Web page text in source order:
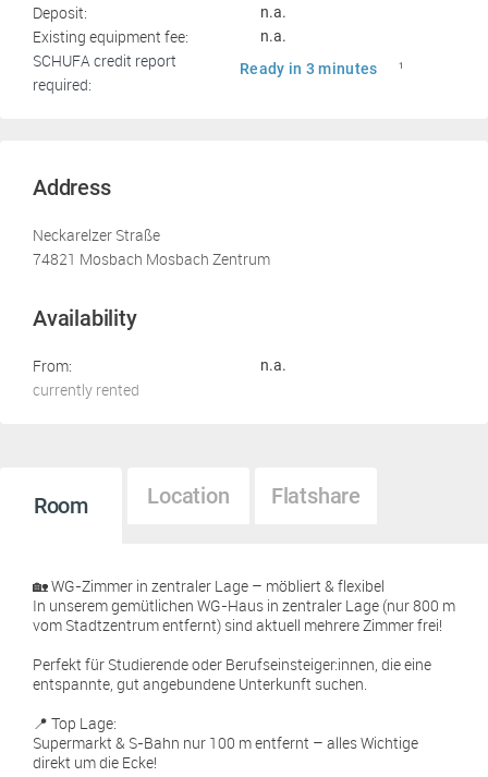
Deposit: n.a.
Existing equipment fee: n.a.
SCHUFA credit report
required:
Ready in 3 minutes 1
Address
Neckarelzer Straße
74821 Mosbach Mosbach Zentrum
Availability
From: n.a.
currently rented
Room Location Flatshare
🏡 WG-Zimmer in zentraler Lage – möbliert & flexibel
In unserem gemütlichen WG-Haus in zentraler Lage (nur 800 m
vom Stadtzentrum entfernt) sind aktuell mehrere Zimmer frei!
Perfekt für Studierende oder Berufseinsteiger:innen, die eine
entspannte, gut angebundene Unterkunft suchen.
📍 Top Lage:
Supermarkt & S-Bahn nur 100 m entfernt – alles Wichtige
direkt um die Ecke!